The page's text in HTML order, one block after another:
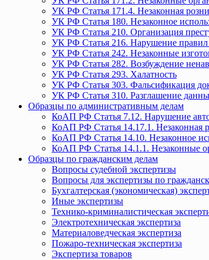
УК РФ Статья 171.4. Незаконная
УК РФ Статья 180. Незаконное
УК РФ Статья 210. Организация
УК РФ Статья 216. Нарушение правил
УК РФ Статья 242. Незаконные
УК РФ Статья 282. Возбуждение
УК РФ Статья 293. Халатность
УК РФ Статья 303. Фальсификация
УК РФ Статья 310. Разглашение
Образцы по административным делам
КоАП РФ Статья 7.12. Нарушение
КоАП РФ Статья 14.17.1. Незаконная
КоАП РФ Статья 14.10. Незаконное
КоАП РФ Статья 14.1.1. Незаконные
Образцы по гражданским делам
Вопросы судебной экспертизы
Вопросы для экспертизы по
Бухгалтерская (экономическая)
Иные экспертизы
Технико-криминалистическая
Электротехническая экспертиза
Материаловедческая экспертиза
Пожаро-техническая экспертиза
Экспертиза товаров